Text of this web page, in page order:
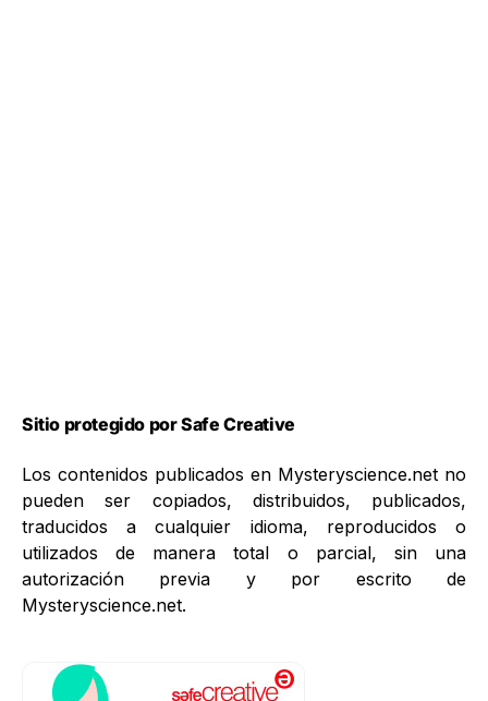
Sitio protegido por Safe Creative
Los contenidos publicados en Mysteryscience.net no
pueden ser copiados, distribuidos, publicados,
traducidos a cualquier idioma, reproducidos o
utilizados de manera total o parcial, sin una
autorización previa y por escrito de
Mysteryscience.net.